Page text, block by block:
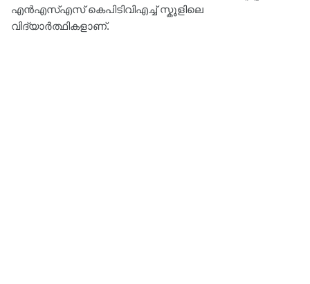
എൻഎസ്എസ് കെപിടിവിഎച്ച് സ്കൂളിലെ
വിദ്യാർത്ഥികളാണ്.